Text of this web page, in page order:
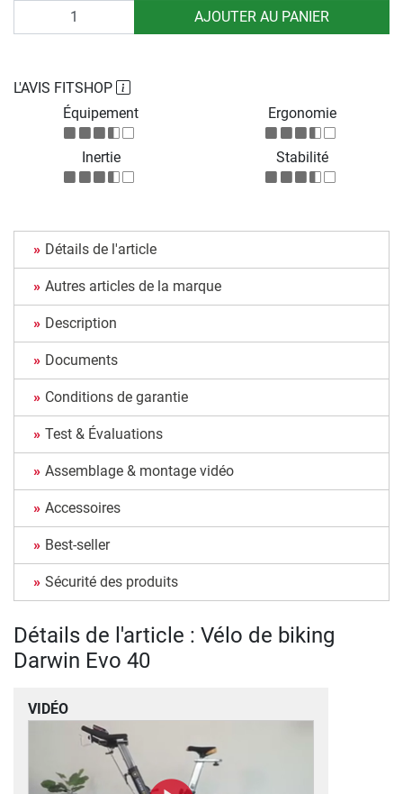
AJOUTER AU PANIER
L'AVIS FITSHOP
Équipement
Ergonomie
Inertie Stabilité
Détails de l'article
Autres articles de la marque
Description
Documents
Conditions de garantie
Test & Évaluations
Assemblage & montage vidéo
Accessoires
Best-seller
Sécurité des produits
Détails de l'article : Vélo de biking
Darwin Evo 40
VIDÉO